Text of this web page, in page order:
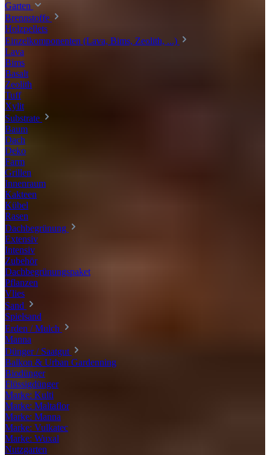
Garten
Brennstoffe
Holzpellets
Einzelkomponenten (Lava, Bims, Zeolith, ...)
Lava
Bims
Basalt
Zeolith
Tuff
Xylit
Substrate
Baum
Dach
Deko
Farm
Grillen
Innenraum
Kakteen
Kübel
Rasen
Dachbegrünung
Extensiv
Intensiv
Zubehör
Dachbegrünungspaket
Pflanzen
Vlies
Sand
Spielsand
Erden / Mulch
Manna
Dünger / Saatgut
Balkon & Urban Gardenning
Biodünger
Flüssigdünger
Marke: Kulti
Marke: Maltaflor
Marke: Manna
Marke: Vulkatec
Marke: Wuxal
Nutzgarten